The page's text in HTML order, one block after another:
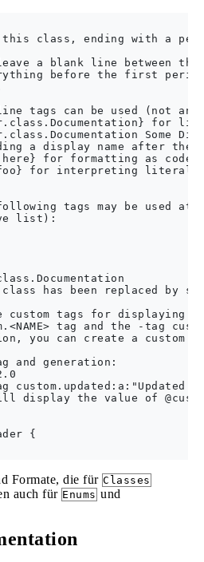
this class, ending with a
a blank line between the
before the first
tags can be used (not
for
Some
a display name after the
here} for formatting as code
for interpreting literal
tags may be used at
list):
has been replaced by
custom tags for displaying
tag and the -tag
you can create a custom
and generation:
2.0
custom.updated:a:"Updated
display the value of
{
Formate, die für Classes
auch für Enums und